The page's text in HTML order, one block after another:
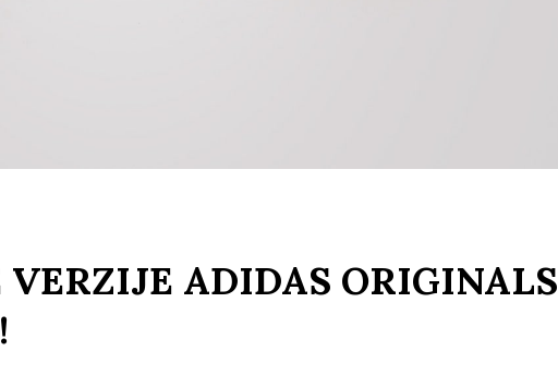
ADIDAS ORIGINALS